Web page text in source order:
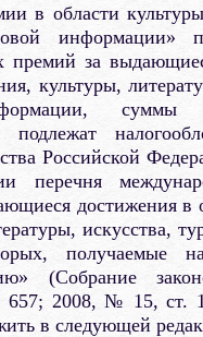
в области
информации»
премий за
культуры,
суммы
подлежат
Российской
достижения в
искусства,
получаемые
(Собрание
2008, № 15, ст.
в следующей